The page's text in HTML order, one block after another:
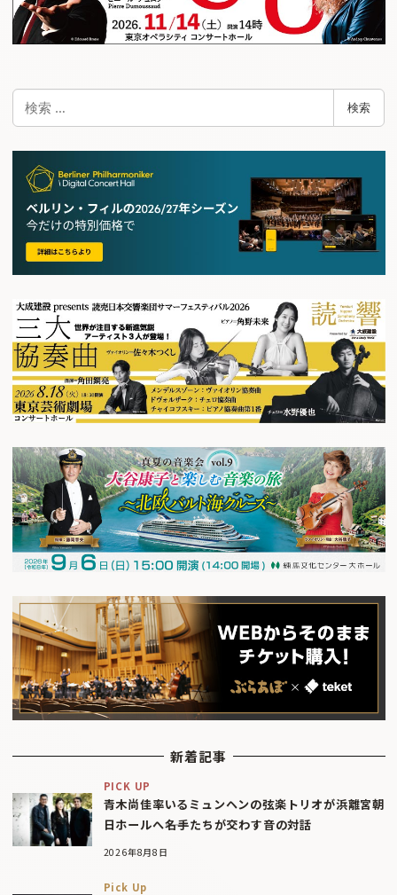
検
検索
新着記事
PICK UP
青木尚佳率いるミュンヘンの弦楽トリオが浜離宮朝
日ホールへ――名手たちが交わす音の対話
2026年8月8日
Pick Up